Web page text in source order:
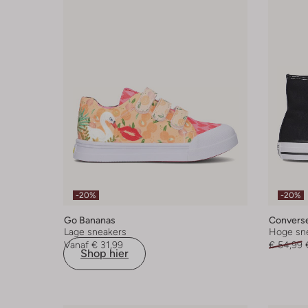
Shop hier
-20%
Go Bananas
Lage sneakers
Vanaf € 31,99
-20%
Hoge
€ 54,99